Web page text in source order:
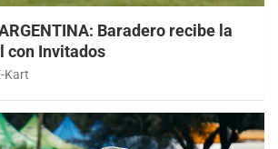
Baradero recibe la
con Invitados
Kart